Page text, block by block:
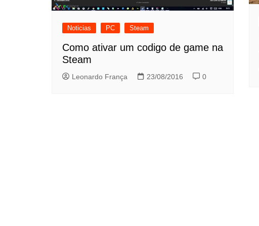
Noticias PC Steam
Como ativar um codigo de game na
Steam
Leonardo França 23/08/2016 0